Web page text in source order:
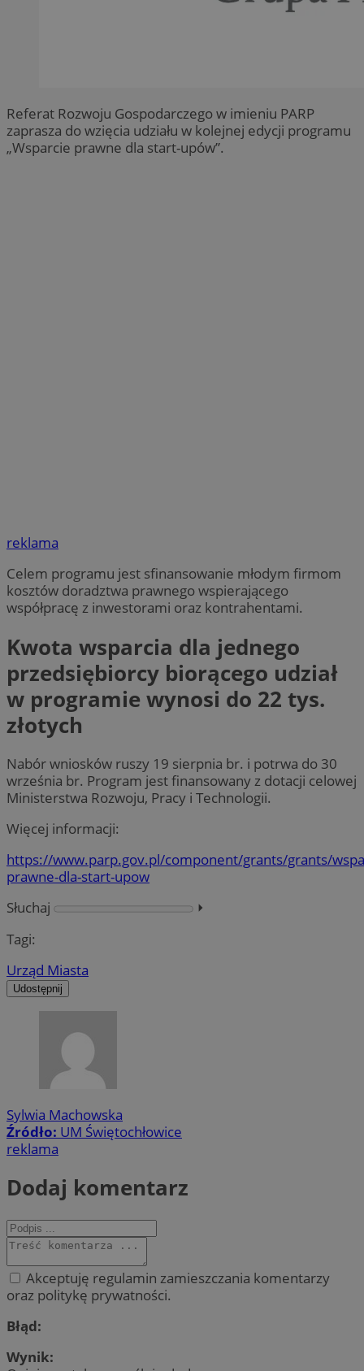
Referat Rozwoju Gospodarczego w imieniu PARP
zaprasza do wzięcia udziału w kolejnej edycji programu
„Wsparcie prawne dla start-upów”.
reklama
Celem programu jest sfinansowanie młodym firmom
kosztów doradztwa prawnego wspierającego
współpracę z inwestorami oraz kontrahentami.
Kwota wsparcia dla jednego
przedsiębiorcy biorącego udział
w programie wynosi do 22 tys.
złotych
Nabór wniosków ruszy 19 sierpnia br. i potrwa do 30
września br. Program jest finansowany z dotacji celowej
Ministerstwa Rozwoju, Pracy i Technologii.
Więcej informacji:
https://www.parp.gov.pl/component/grants/grants/
prawne-dla-start-upow
Słuchaj
⏵︎
Tagi:
Urząd Miasta
Udostępnij
Sylwia Machowska
Źródło: UM Świętochłowice
reklama
Dodaj komentarz
Akceptuję regulamin zamieszczania komentarzy
oraz politykę prywatności.
Błąd:
Wynik: